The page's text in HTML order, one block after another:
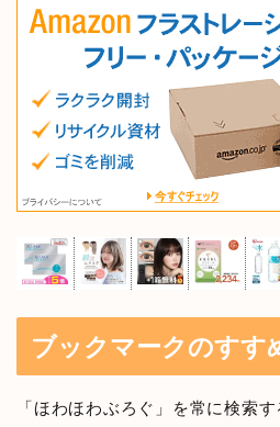
ブックマークのすす
「ほわほわぶろぐ」を常に検索